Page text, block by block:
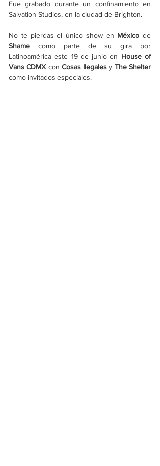
Fue grabado durante un confinamiento en
Salvation Studios, en la ciudad de Brighton.
No te pierdas el único show en México
Shame como parte de su gira por
Latinoamérica este 19 de junio en House of
Vans CDMX con Cosas Ilegales y The Shelter
como invitados especiales.